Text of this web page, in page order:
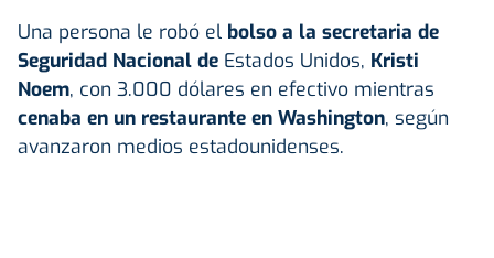
Una persona le robó el bolso a la secretaria de
Seguridad Nacional de Estados Unidos, Kristi
Noem, con 3.000 dólares en efectivo mientras
cenaba en un restaurante en Washington, según
avanzaron medios estadounidenses.